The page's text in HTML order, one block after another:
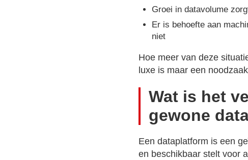
Groei in datavolume
Er is behoefte aan
niet
Hoe meer van deze
luxe is maar een
Wat is het
gewone
Een dataplatform is een
en beschikbaar stelt voor